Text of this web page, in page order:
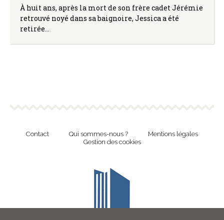
À huit ans, après la mort de son frère cadet Jérémie
retrouvé noyé dans sa baignoire, Jessica a été
retirée…
Contact Qui sommes-nous ?
Mentions légales
Gestion des cookies